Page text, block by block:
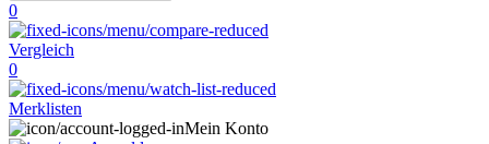
0
Vergleich
0
Merklisten
Mein Konto